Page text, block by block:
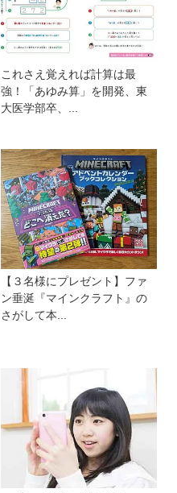
これさえ覚えれば計算は最
強！「あゆみ算」を開発、東
大医学部卒、...
【３名様にプレゼント】ファ
ン垂涎『マインクラフト』の
さがして本...